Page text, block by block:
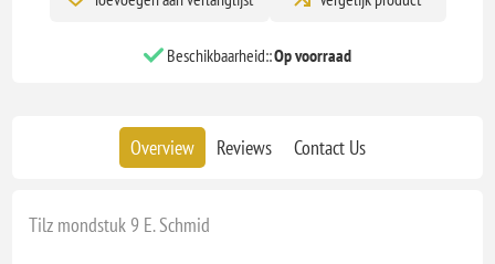
Beschikbaarheid::Op voorraad
Overview Reviews Contact Us
Tilz mondstuk 9 E. Schmid